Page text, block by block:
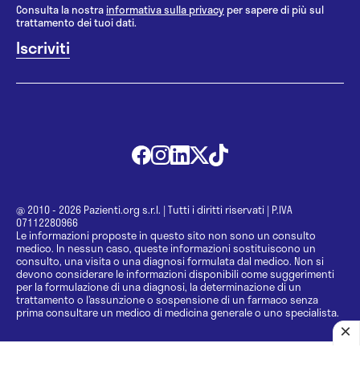
Consulta la nostrainformativa sulla privacy per sapere di più sul
trattamento dei tuoi dati.
@ 2010 - 2026 Pazienti.org s.r.l. | Tutti i diritti riservati | P.IVA
07112280966
Le informazioni proposte in questo sito non sono un consulto
medico. In nessun caso, queste informazioni sostituiscono un
consulto, una visita o una diagnosi formulata dal medico. Non si
devono considerare le informazioni disponibili come suggerimenti
per la formulazione di una diagnosi, la determinazione di un
trattamento o l’assunzione o sospensione di un farmaco senza
prima consultare un medico di medicina generale o uno specialista.